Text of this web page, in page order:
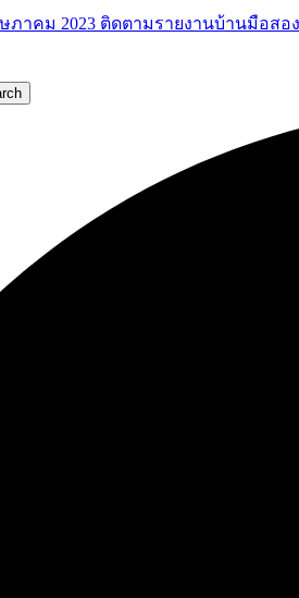
ภาคม 2023 ติดตามรายงานบ้านมือสอ